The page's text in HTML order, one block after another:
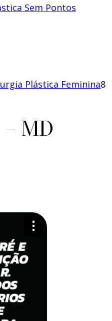
Sem Pontos
Plástica Feminina8
MD